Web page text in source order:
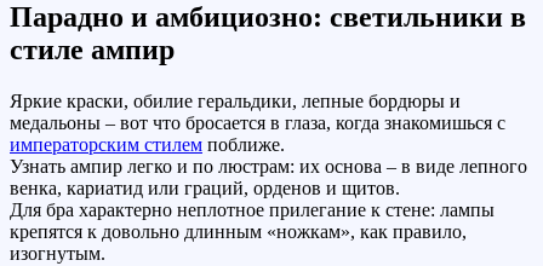
Парадно и амбициозно: светильники в
стиле ампир
Яркие краски, обилие геральдики, лепные бордюры и
медальоны – вот что бросается в глаза, когда знакомишься с
императорским стилем поближе.
Узнать ампир легко и по люстрам: их основа – в виде лепного
венка, кариатид или граций, орденов и щитов.
Для бра характерно неплотное прилегание к стене: лампы
крепятся к довольно длинным «ножкам», как правило,
изогнутым.